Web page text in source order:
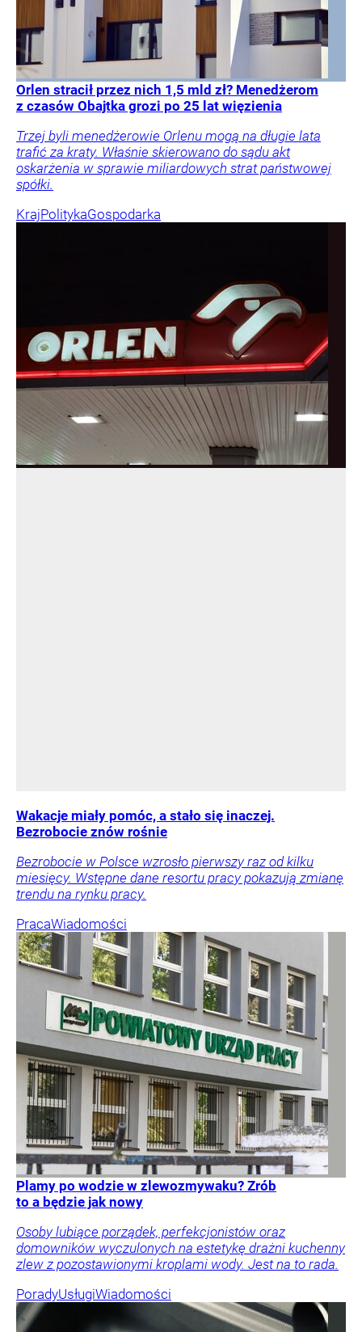
Orlen stracił przez nich 1,5 mld zł? Menedżerom
z czasów Obajtka grozi po 25 lat więzienia
Trzej byli menedżerowie Orlenu mogą na długie lata
trafić za kraty. Właśnie skierowano do sądu akt
oskarżenia w sprawie miliardowych strat państwowej
spółki.
KrajPolitykaGospodarka
Wakacje miały pomóc, a stało się inaczej.
Bezrobocie znów rośnie
Bezrobocie w Polsce wzrosło pierwszy raz od kilku
miesięcy. Wstępne dane resortu pracy pokazują zmianę
trendu na rynku pracy.
PracaWiadomości
Plamy po wodzie w zlewozmywaku? Zrób
to a będzie jak nowy
Osoby lubiące porządek, perfekcjonistów oraz
domowników wyczulonych na estetykę drażni kuchenny
zlew z pozostawionymi kroplami wody. Jest na to rada.
PoradyUsługiWiadomości